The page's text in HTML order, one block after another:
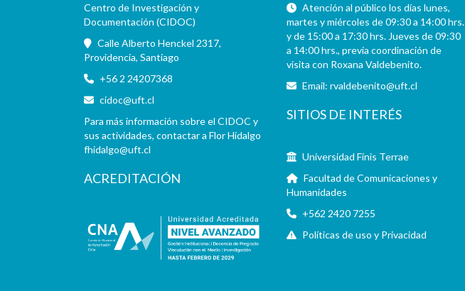
Centro de Investigación y
Documentación (CIDOC)
Calle Alberto Henckel 2317,
Providencia, Santiago
+56 2 24207368
cidoc@uft.cl
Para más información sobre el CIDOC y
sus actividades, contactar a Flor Hidalgo
fhidalgo@uft.cl
ACREDITACIÓN
Atención al público los días lunes,
martes y miércoles de 09:30 a 14:00 hrs.
y de 15:00 a 17:30 hrs. Jueves de 09:30
a 14:00 hrs., previa coordinación de
visita con Roxana Valdebenito.
Email:rvaldebenito@uft.cl
SITIOS DE INTERÉS
Universidad Finis Terrae
Facultad de Comunicaciones y
Humanidades
+562 2420 7255
Políticas de uso y Privacidad